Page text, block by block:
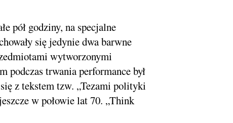
pół godziny, na specjalne
się jedynie dwa barwne
wytworzonymi
podczas trwania performance był
z tekstem tzw. „Tezami polityki
w połowie lat 70. „Think